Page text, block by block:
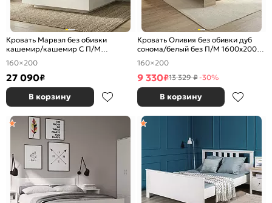
Кровать Марвэл без обивки
кашемир/кашемир С П/М
1600x2000, ортопедическое
основание, изголовье жесткое
160×200
27 090₽
В корзину
Кровать Оливия без обивки дуб
сонома/белый без П/М 1600x2000,
изголовье жесткое
160×200
9 330₽13 329 ₽-30%
В корзину